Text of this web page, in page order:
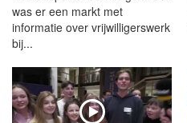
was er een markt met
informatie over vrijwilligerswerk
bij...